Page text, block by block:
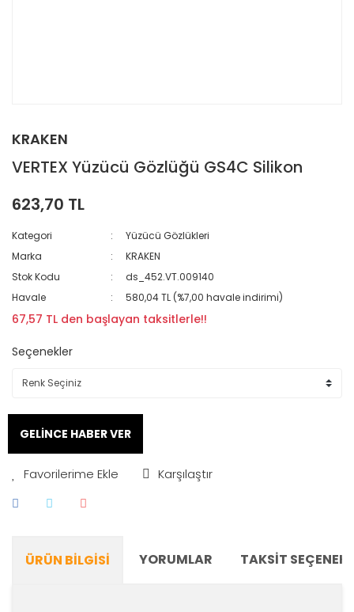
KRAKEN
VERTEX Yüzücü Gözlüğü GS4C Silikon
623,70 TL
Kategori
Yüzücü Gözlükleri
Marka
KRAKEN
Stok Kodu
ds_452.VT.009140
Havale
580,04 TL (%7,00 havale indirimi)
67,57 TL den başlayan taksitlerle!!
Seçenekler
GELİNCE HABER VER
Karşılaştır
ÜRÜN BILGISI YORUMLAR TAKSIT